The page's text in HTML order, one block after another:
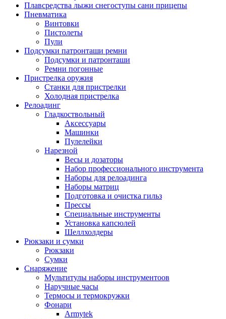
Плавсредства лыжи снегоступы сани прицепы
Пневматика
Винтовки
Пистолеты
Пули
Подсумки патронташи ремни
Подсумки и патронташи
Ремни погонные
Пристрелка оружия
Станки для пристрелки
Холодная пристрелка
Релоадинг
Гладкоствольный
Аксессуары
Машинки
Пулелейки
Нарезной
Весы и дозаторы
Набор профессионального инструмента
Наборы для релоадинга
Наборы матриц
Подготовка и очистка гильз
Прессы
Специальные инструменты
Установка капсюлей
Шеллхолдеры
Рюкзаки и сумки
Рюкзаки
Сумки
Снаряжение
Мультитулы наборы инструментоов
Наручные часы
Термосы и термокружки
Фонари
Armytek